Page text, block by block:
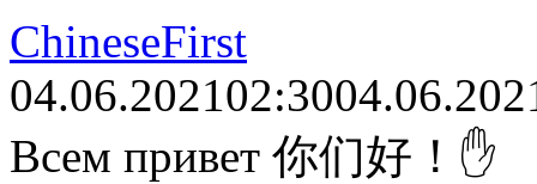
ChineseFirst
04.06.202102:30
Всем привет 你们好！✋